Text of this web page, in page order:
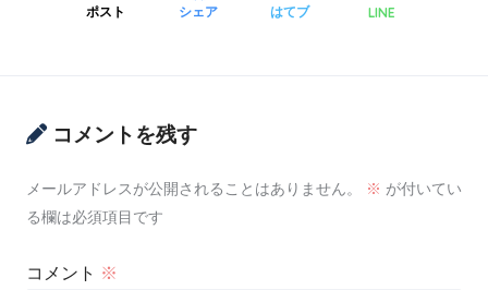
ポスト シェア はてブ LINE
コメントを残す
メールアドレスが公開されることはありません。 ※ が付いてい
る欄は必須項目です
コメント ※